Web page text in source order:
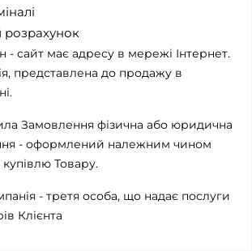
розрахунок
- сайт має адресу в мережі Інтернет.
представлена ​​до продажу в
Замовлення фізична або юридична
- оформлений належним чином
купівлю Товару.
- третя особа, що надає послуги
Клієнта